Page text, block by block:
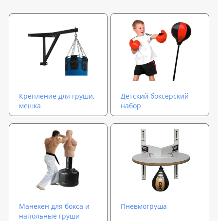
Крепление для груши,
мешка
Детский боксерский
набор
Манекен для бокса и
напольные груши
Пневмогруша